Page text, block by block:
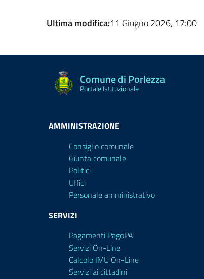
Ultima modifica:11 Giugno 2026, 17:00
Comune di Porlezza
Portale Istituzionale
AMMINISTRAZIONE
Consiglio comunale
Giunta comunale
Politici
Uffici
Personale amministrativo
SERVIZI
Pagamenti PagoPA
Servizi On-Line
Calcolo IMU On-Line
Servizi ai cittadini